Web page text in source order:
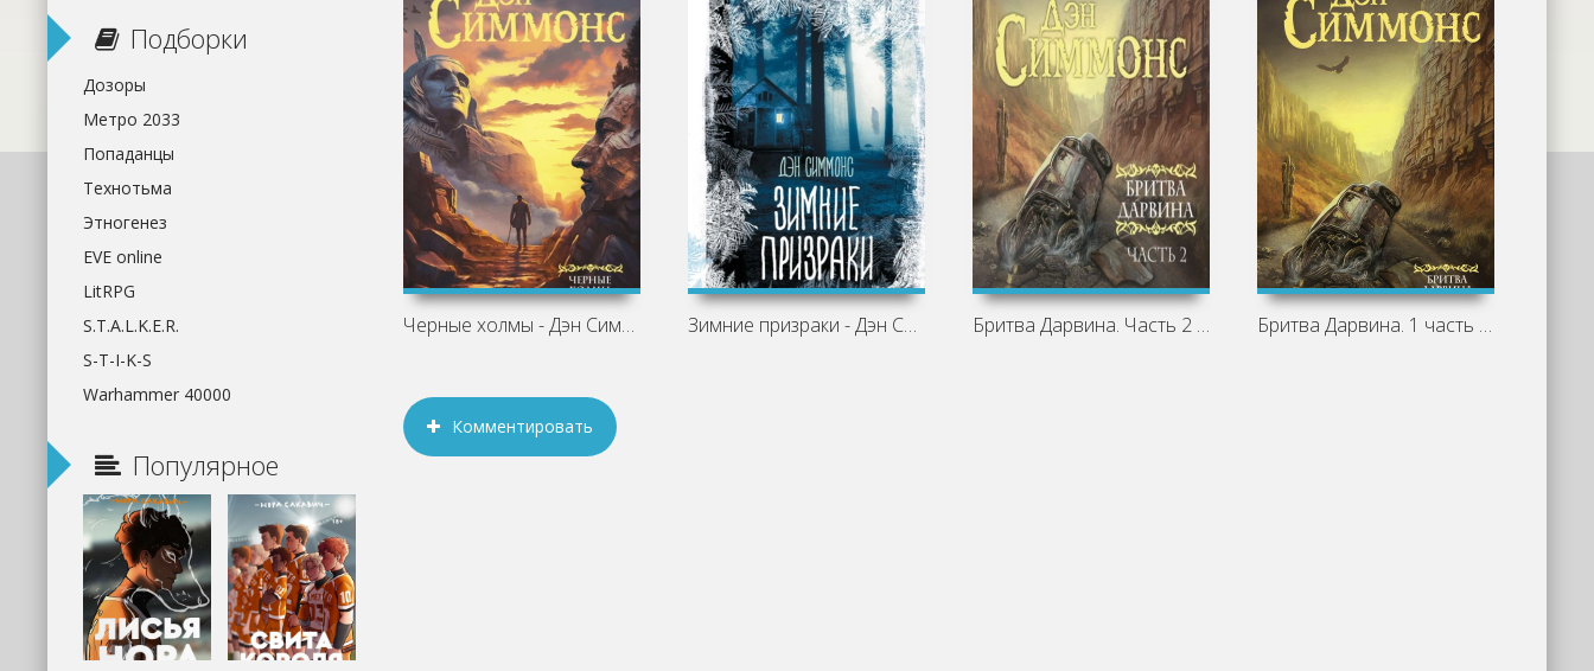
Черные холмы - Дэн Симмонс Зимние призраки - Дэн Симмонс Бритва Дарвина. Часть 2 - Дэн Симмонс Бритва Дарвина. 1 часть - Дэн Симмонс
Комментировать
Подборки
Дозоры
Метро 2033
Попаданцы
Технотьма
Этногенез
EVE online
LitRPG
S.T.A.L.K.E.R.
S-T-I-K-S
Warhammer 40000
Популярное